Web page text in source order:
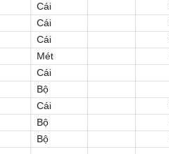
Cái
Cái
Cái
Mét
Cái
Bộ
Cái
Bộ
Bộ